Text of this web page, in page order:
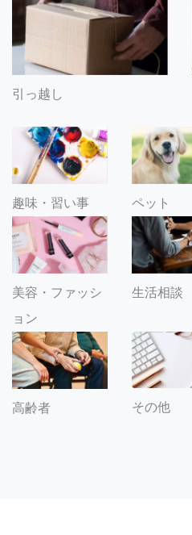
引っ越し
趣味・習い事 ペット
美容・ファッシ
ョン
生活相談
高齢者 その他